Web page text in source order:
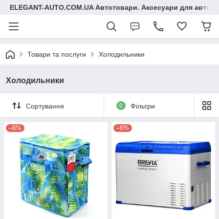
ELEGANT-AUTO.COM.UA Автотовари. Аксесуари для авто
Товари та послуги Холодильники
Холодильники
Сортування 0 Фільтри
–6% –6%